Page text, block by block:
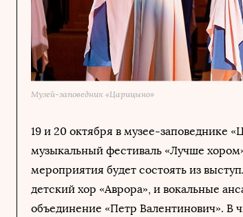
Музей-заповедник «Царицыно»
19 и 20 октября в музее-заповеднике
музыкальный фестиваль «Лучше
мероприятия будет состоять из
детский хор «Аврора», и вокальные
объединение «Петр Валентинович». В